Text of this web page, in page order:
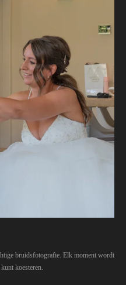
bruidsfotografie. Elk moment wordt
koesteren.